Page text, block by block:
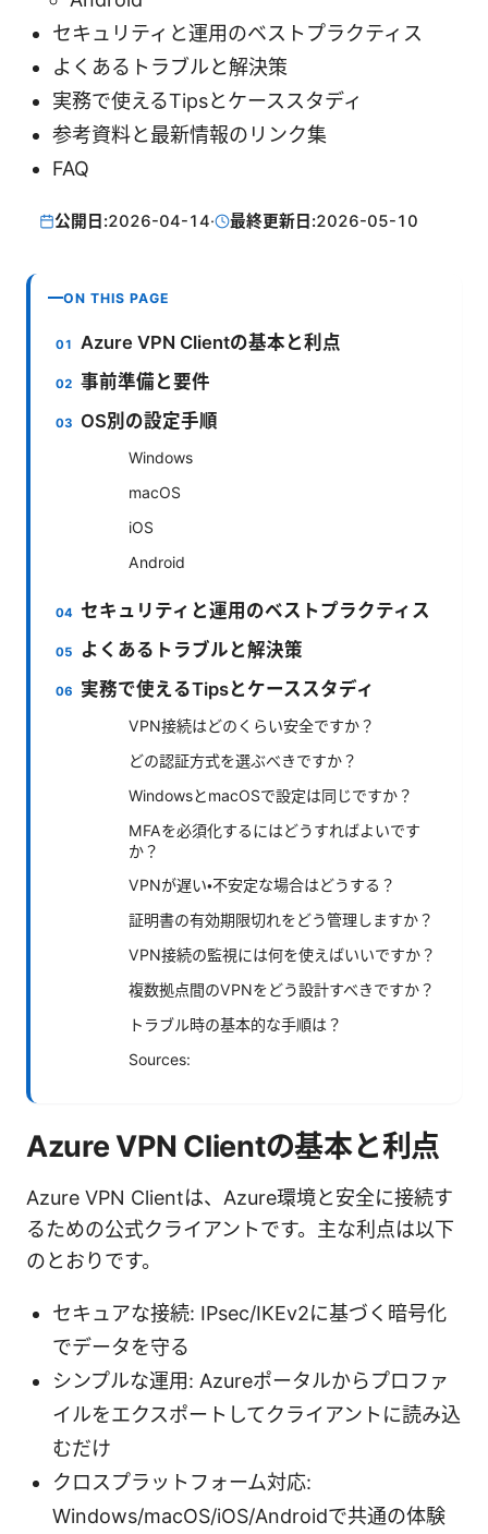
セキュリティと運用のベストプラクティス
よくあるトラブルと解決策
実務で使えるTipsとケーススタディ
参考資料と最新情報のリンク集
FAQ
公開日:2026-04-14· 最終更新日:2026-05-10
ON THIS PAGE
Azure VPN Clientの基本と利点
事前準備と要件
OS別の設定手順
Windows
macOS
iOS
Android
セキュリティと運用のベストプラクティス
よくあるトラブルと解決策
実務で使えるTipsとケーススタディ
VPN接続はどのくらい安全ですか？
どの認証方式を選ぶべきですか？
WindowsとmacOSで設定は同じですか？
MFAを必須化するにはどうすればよいです
か？
VPNが遅い・不安定な場合はどうする？
証明書の有効期限切れをどう管理しますか？
VPN接続の監視には何を使えばいいですか？
複数拠点間のVPNをどう設計すべきですか？
トラブル時の基本的な手順は？
Sources:
Azure VPN Clientの基本と利点
Azure VPN Clientは、Azure環境と安全に接続す
るための公式クライアントです。主な利点は以下
のとおりです。
セキュアな接続: IPsec/IKEv2に基づく暗号化
でデータを守る
シンプルな運用: Azureポータルからプロファ
イルをエクスポートしてクライアントに読み込
むだけ
クロスプラットフォーム対応:
Windows/macOS/iOS/Androidで共通の体験